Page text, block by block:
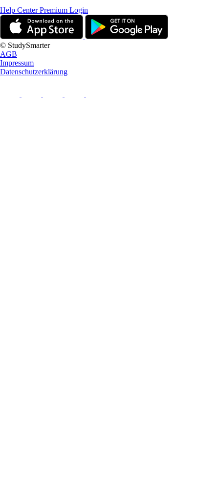
Help CenterPremium Login
© StudySmarter
AGB
Impressum
Datenschutzerklärung